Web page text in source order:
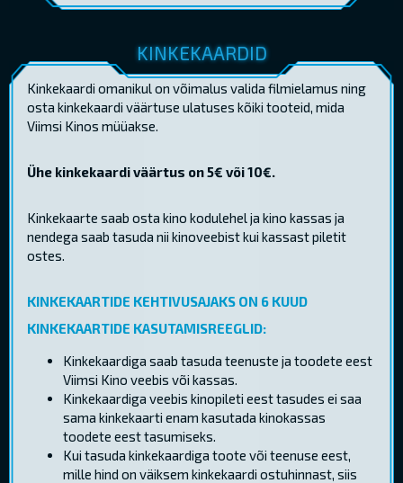
RUS ENG LOGI SISSE
KINKEKAARDID
Kinkekaardi omanikul on võimalus valida filmielamus ning
osta kinkekaardi väärtuse ulatuses kõiki tooteid, mida
Viimsi Kinos müüakse.
Ühe kinkekaardi väärtus on 5€ või 10€.
Kinkekaarte saab osta kino kodulehel ja kino kassas ja
nendega saab tasuda nii kinoveebist kui kassast piletit
ostes.
KINKEKAARTIDE KEHTIVUSAJAKS ON 6 KUUD
KINKEKAARTIDE KASUTAMISREEGLID:
Kinkekaardiga saab tasuda teenuste ja toodete eest
Viimsi Kino veebis või kassas.
Kinkekaardiga veebis kinopileti eest tasudes ei saa
sama kinkekaarti enam kasutada kinokassas
toodete eest tasumiseks.
Kui tasuda kinkekaardiga toote või teenuse eest,
mille hind on väiksem kinkekaardi ostuhinnast, siis